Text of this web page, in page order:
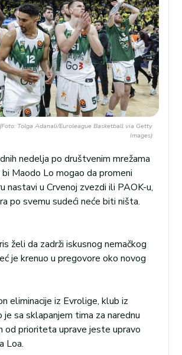
Tolga Adanali/Euroleague Basketball via Getty
Images)
nedelja po društvenim mrežama
Maodo Lo mogao da promeni
nastavi u Crvenoj zvezdi ili PAOK-u,
po svemu sudeći neće biti ništa.
želi da zadrži iskusnog nemačkog
je krenuo u pregovore oko novog
eliminacije iz Evrolige, klub iz
je sa sklapanjem tima za narednu
od prioriteta uprave jeste upravo
Loa.